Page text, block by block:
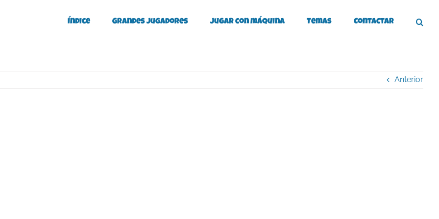
Índice Grandes Jugadores Jugar con máquina Temas Contactar
Anterior